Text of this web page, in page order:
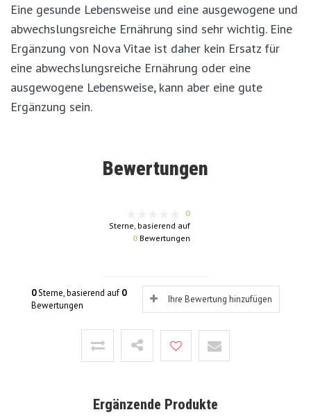
Eine gesunde Lebensweise und eine ausgewogene und
abwechslungsreiche Ernährung sind sehr wichtig. Eine
Ergänzung von Nova Vitae ist daher kein Ersatz für
eine abwechslungsreiche Ernährung oder eine
ausgewogene Lebensweise, kann aber eine gute
Ergänzung sein.
Bewertungen
0
Sterne, basierend auf
0 Bewertungen
0Sterne, basierend auf 0
Bewertungen
Ihre Bewertung hinzufügen
Ergänzende Produkte